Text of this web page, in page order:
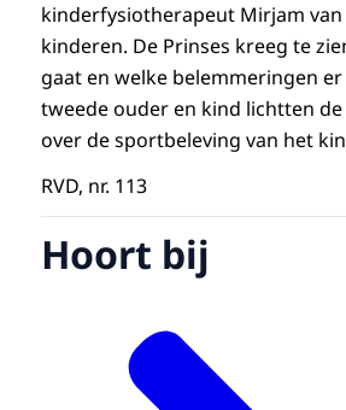
kinderfysiotherapeut Mirjam
kinderen. De Prinses kreeg te
gaat en welke belemmeringen
tweede ouder en kind lichtten
over de sportbeleving van het
RVD, nr. 113
Hoort bij